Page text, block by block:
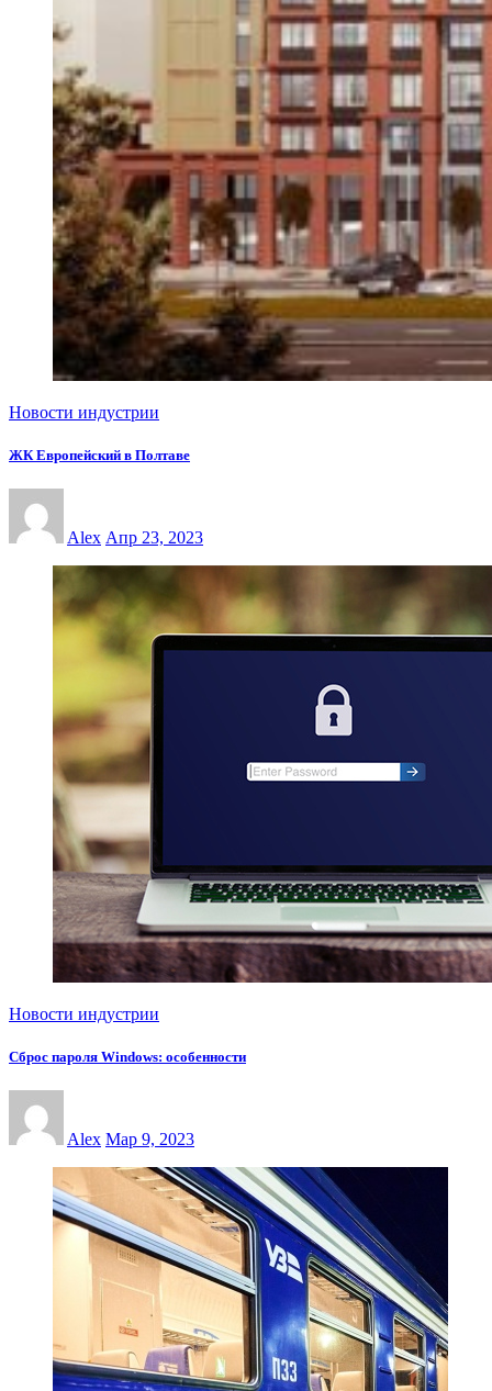
Новости индустрии
ЖК Европейский в Полтаве
Alex Апр 23, 2023
Новости индустрии
Сброс пароля Windows: особенности
Alex Мар 9, 2023